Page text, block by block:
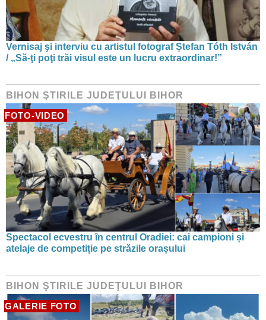
Vernisaj şi interviu cu artistul fotograf Ștefan Tóth István
/ „Să-ţi poţi trăi visul este un lucru extraordinar!”
BIHON ŞTIRILE JUDEŢULUI BIHOR
FOTO-VIDEO
Spectacol ecvestru în centrul Oradiei: cai campioni și
atelaje de competiție pe străzile orașului
BIHON ŞTIRILE JUDEŢULUI BIHOR
GALERIE FOTO